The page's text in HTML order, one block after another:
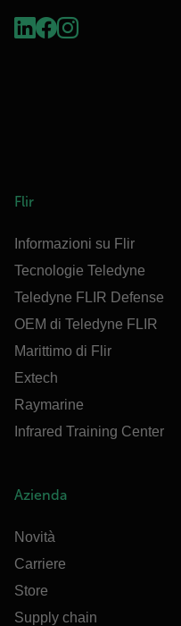
Flir
Informazioni su Flir
Tecnologie Teledyne
Teledyne FLIR Defense
OEM di Teledyne FLIR
Marittimo di Flir
Extech
Raymarine
Infrared Training Center
Azienda
Novità
Carriere
Store
Supply chain